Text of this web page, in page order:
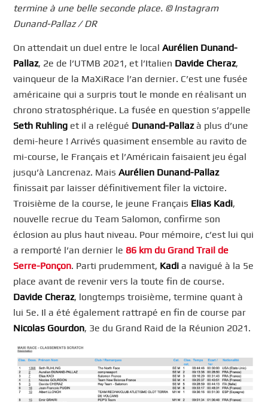
termine à une belle seconde place. © Instagram
Dunand-Pallaz / DR
On attendait un duel entre le localAurélien Dunand-
Pallaz, 2e de l’UTMB 2021, et l’Italien Davide Cheraz,
vainqueur de la MaXiRace l’an dernier. C’est une fusée
américaine qui a surpris tout le monde en réalisant un
chrono stratosphérique. La fusée en question s’appelle
Seth Ruhling et il a relégué Dunand-Pallazà plus d’une
demi-heure ! Arrivés quasiment ensemble au ravito de
mi-course, le Français et l’Américain faisaient jeu égal
jusqu’à Lancrenaz. MaisAurélien Dunand-Pallaz
finissait par laisser définitivement filer la victoire.
Troisième de la course, le jeune Français Elias Kadi,
nouvelle recrue du Team Salomon, confirme son
éclosion au plus haut niveau. Pour mémoire, c’est lui qui
a remporté l’an dernier le 86 km du Grand Trail de
Serre-Ponçon. Parti prudemment, Kadi a navigué à la 5e
place avant de revenir vers la toute fin de course.
Davide Cheraz, longtemps troisième, termine quant à
lui 5e. Il a été également rattrapé en fin de course par
Nicolas Gourdon, 3e du Grand Raid de la Réunion 2021.